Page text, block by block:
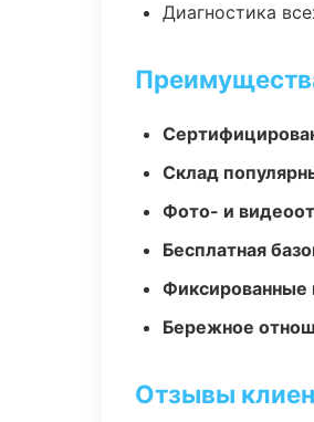
Диагностика
Склад
Фото- и
Бесплатная
Фиксированные
Бережное
Отзывы